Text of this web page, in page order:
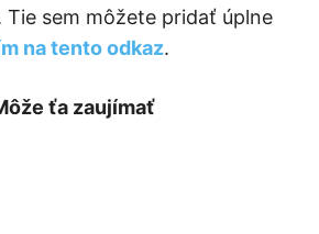
Tie sem môžete pridať úplne
na tento odkaz.
ťa zaujímať